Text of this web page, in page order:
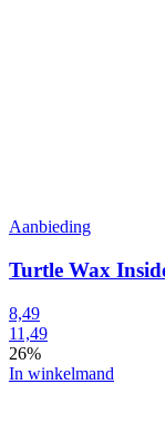
Aanbieding
Turtle Wax
8,49
11,49
26%
In winkelmand